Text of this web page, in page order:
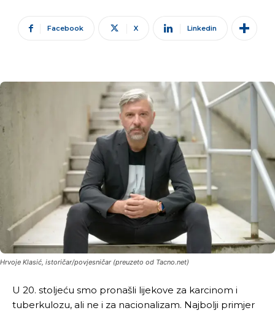
Facebook X Linkedin
Hrvoje Klasić, istoričar/povjesničar (preuzeto od Tacno.net)
U 20. stoljeću smo pronašli lijekove za karcinom i
tuberkulozu, ali ne i za nacionalizam. Najbolji primjer